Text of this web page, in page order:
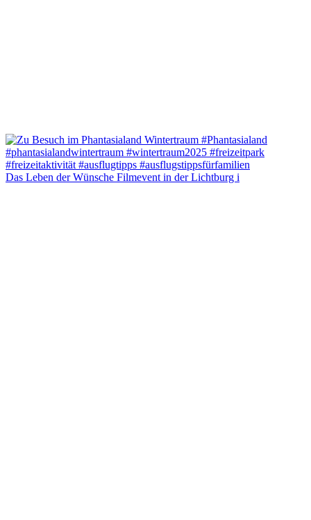
Das Leben der Wünsche Filmevent in der Lichtburg i